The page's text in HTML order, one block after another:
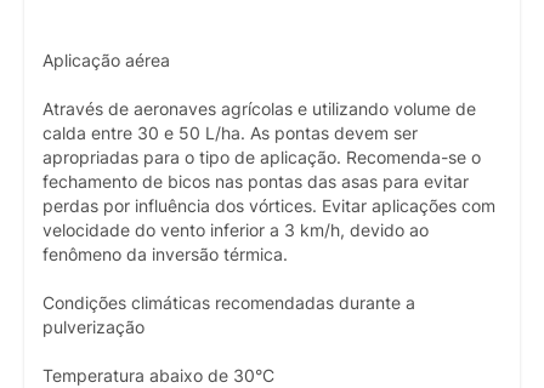
Aplicação aérea
Através de aeronaves agrícolas e utilizando volume de
calda entre 30 e 50 L/ha. As pontas devem ser
apropriadas para o tipo de aplicação. Recomenda-se o
fechamento de bicos nas pontas das asas para evitar
perdas por influência dos vórtices. Evitar aplicações com
velocidade do vento inferior a 3 km/h, devido ao
fenômeno da inversão térmica.
Condições climáticas recomendadas durante a
pulverização
Temperatura abaixo de 30°C